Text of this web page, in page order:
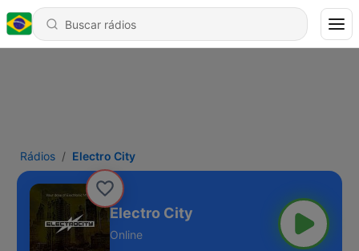
Rádios Electro City
Electro City
Online